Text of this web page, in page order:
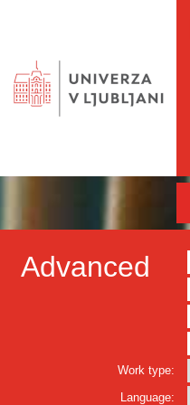
Advanced
Work type:
Language: